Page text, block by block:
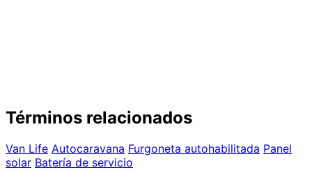
Términos relacionados
Van Life Autocaravana Furgoneta autohabilitada Panel
solar Batería de servicio